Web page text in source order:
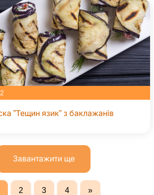
2
”Тещин язик” з баклажанів
Завантажити ще
2 3 4 »